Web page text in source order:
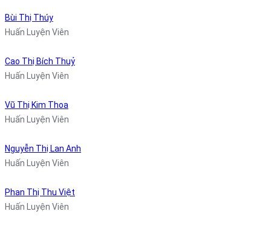
Bùi Thị Thúy
Huấn Luyện Viên
Cao Thị Bích Thuỷ
Huấn Luyện Viên
Vũ Thị Kim Thoa
Huấn Luyện Viên
Nguyễn Thị Lan Anh
Huấn Luyện Viên
Phan Thị Thu Việt
Huấn Luyện Viên